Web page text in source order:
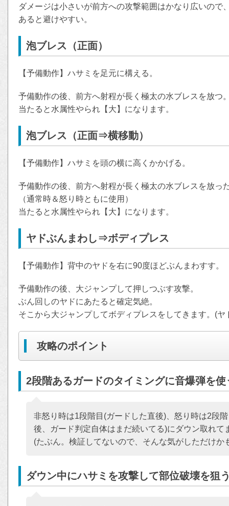
ダメージは小さいが前方への攻撃範囲はかなり広いので
あると避けやすい。
泡ブレス（正面）
【予備動作】ハサミを足元に構える。
予備動作の後、前方へ射程が長く極太の水ブレスを放つ
当たると水属性やられ【大】になります。
泡ブレス（正面⇒横移動）
【予備動作】ハサミを頭の横に高くかかげる。
予備動作の後、前方へ射程が長く極太の水ブレスを放っ
（通常時＆怒り時ともに使用）
当たると水属性やられ【大】になります。
ヤドぶんまわし⇒ボディプレス
【予備動作】背中のヤドを右に90度ほどぶんまわすす。
予備動作の後、大ジャンプして押しつぶす攻撃。
ぶん回しのヤドにあたると確定気絶。
そこから大ジャンプしてボディプレスをしてきます。(ヤ
攻略のポイント
2段階あるガードのタイミングに音爆弾を使
非怒り時は1段階目(ガードした直後)、怒り時は2段
後、ガード判定自体はまだ続いてる)にダウン取れて
(たぶん。検証してないので、そんな気がしただけか
ダウン中にハサミを攻撃して部位破壊を狙